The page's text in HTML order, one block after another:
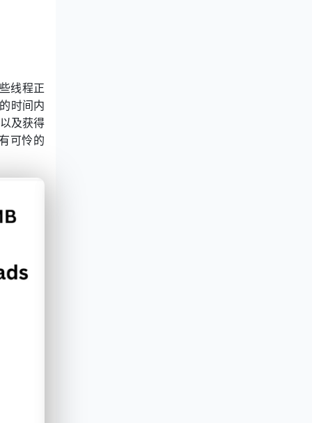
线程正
时间内
及获得
可怜的